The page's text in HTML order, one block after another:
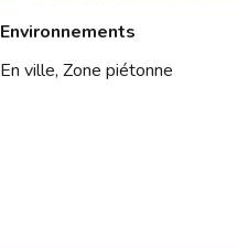
Environnements
En ville, Zone piétonne